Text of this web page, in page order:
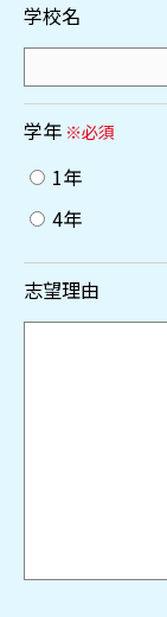
学校名
学年 ※必須
1年
4年
志望理由